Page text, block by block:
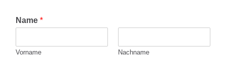
Name *
Vorname Nachname